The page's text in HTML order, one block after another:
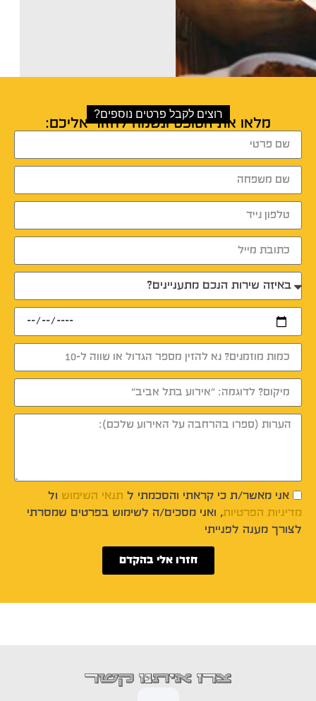
רוצים לקבל פרטים נוספים?
מלאו את הטופס ונשמח לחזור אליכם:
אני מאשר/ת כי קראתי והסכמתי ל תנאי השימוש ול
מדיניות הפרטיות, ואני מסכים/ה לשימוש בפרטים שמסרתי
לצורך מענה לפנייתי
חזרו אלי בהקדם
צרו איתנו קשר